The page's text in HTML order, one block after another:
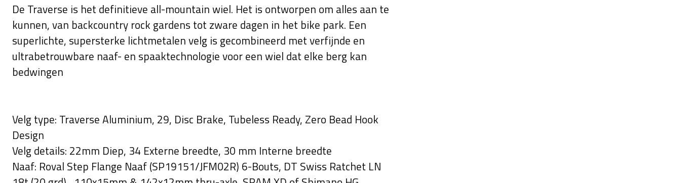
De Traverse is het definitieve all-mountain wiel. Het is ontworpen om alles aan te
kunnen, van backcountry rock gardens tot zware dagen in het bike park. Een
superlichte, supersterke lichtmetalen velg is gecombineerd met verfijnde en
ultrabetrouwbare naaf- en spaaktechnologie voor een wiel dat elke berg kan
bedwingen
Velg type: Traverse Aluminium, 29, Disc Brake, Tubeless Ready, Zero Bead Hook
Design
Velg details: 22mm Diep, 34 Externe breedte, 30 mm Interne breedte
Naaf: Roval Step Flange Naaf (SP19151/JFM02R) 6-Bouts, DT Swiss Ratchet LN